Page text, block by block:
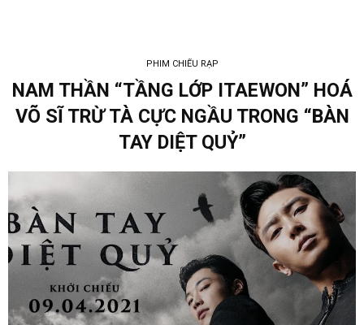
PHIM CHIẾU RẠP
NAM THẦN “TẦNG LỚP ITAEWON” HOÁ
VÕ SĨ TRỪ TÀ CỰC NGẦU TRONG “BÀN
TAY DIỆT QUỶ”